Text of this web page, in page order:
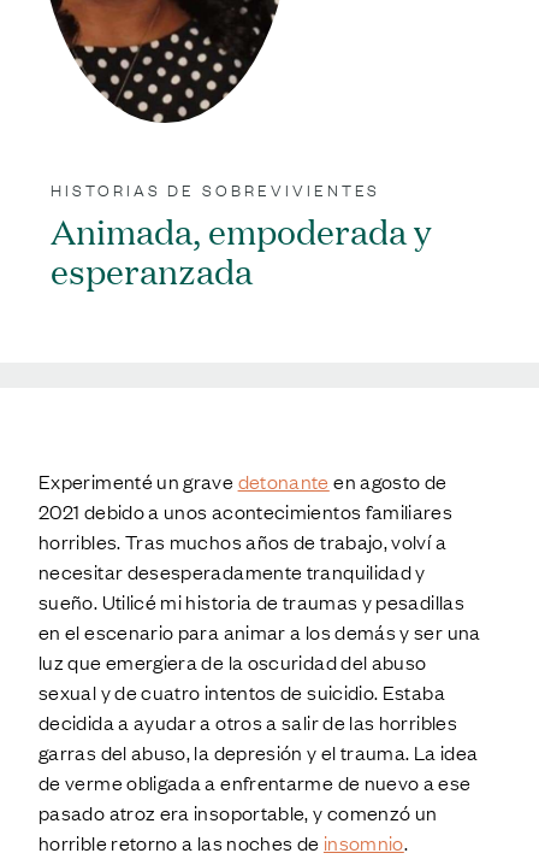
HISTORIAS DE SOBREVIVIENTES
Animada, empoderada y
esperanzada
Experimenté un gravedetonante en agosto de
2021 debido a unos acontecimientos familiares
horribles. Tras muchos años de trabajo, volví a
necesitar desesperadamente tranquilidad y
sueño. Utilicé mi historia de traumas y pesadillas
en el escenario para animar a los demás y ser una
luz que emergiera de la oscuridad del abuso
sexual y de cuatro intentos de suicidio. Estaba
decidida a ayudar a otros a salir de las horribles
garras del abuso, la depresión y el trauma. La idea
de verme obligada a enfrentarme de nuevo a ese
pasado atroz era insoportable, y comenzó un
horrible retorno a las noches de insomnio.